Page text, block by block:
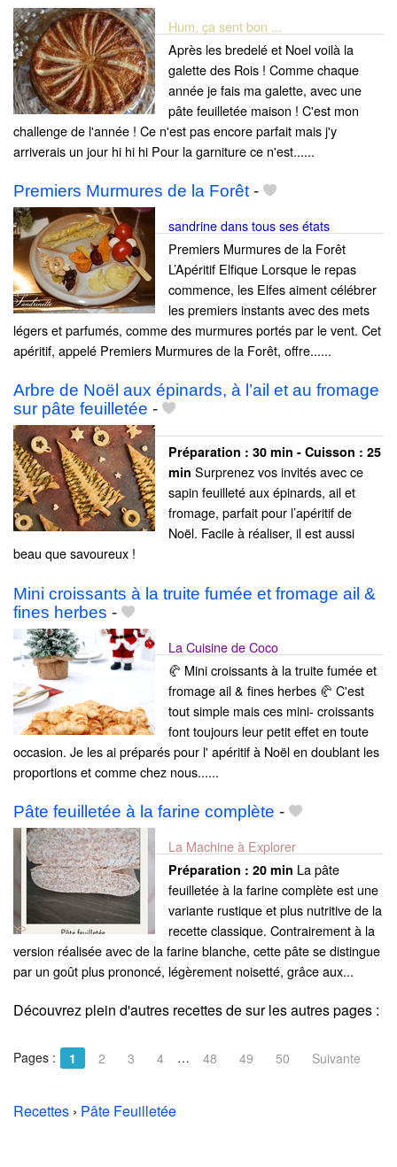
Hum, ça sent bon ...
Après les bredelé et Noel voilà la
galette des Rois ! Comme chaque
année je fais ma galette, avec une
pâte feuilletée maison ! C'est mon
challenge de l'année ! Ce n'est pas encore parfait mais j'y
arriverais un jour hi hi hi Pour la garniture ce n'est......
Premiers Murmures de la Forêt -
sandrine dans tous ses états
Premiers Murmures de la Forêt
L’Apéritif Elfique Lorsque le repas
commence, les Elfes aiment célébrer
les premiers instants avec des mets
légers et parfumés, comme des murmures portés par le vent. Cet
apéritif, appelé Premiers Murmures de la Forêt, offre......
Arbre de Noël aux épinards, à l’ail et au fromage
sur pâte feuilletée -
Préparation : 30 min - Cuisson : 25
min Surprenez vos invités avec ce
sapin feuilleté aux épinards, ail et
fromage, parfait pour l’apéritif de
Noël. Facile à réaliser, il est aussi
beau que savoureux !
Mini croissants à la truite fumée et fromage ail &
fines herbes -
La Cuisine de Coco
🥐 Mini croissants à la truite fumée et
fromage ail & fines herbes 🥐 C'est
tout simple mais ces mini- croissants
font toujours leur petit effet en toute
occasion. Je les ai préparés pour l' apéritif à Noël en doublant les
proportions et comme chez nous......
Pâte feuilletée à la farine complète -
La Machine à Explorer
Préparation : 20 min La pâte
feuilletée à la farine complète est une
variante rustique et plus nutritive de la
recette classique. Contrairement à la
version réalisée avec de la farine blanche, cette pâte se distingue
par un goût plus prononcé, légèrement noisetté, grâce aux...
Découvrez plein d'autres recettes desur les autres pages :
Pages : 1 2 3 4 … 48 49 50 Suivante
Recettes › Pâte Feuilletée